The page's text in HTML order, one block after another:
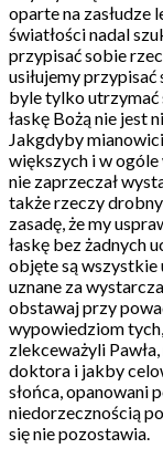
oparte na zasłudze
światłości nadal
przypisać sobie
usiłujemy
byle tylko utrzymać
łaskę Bożą nie jest
Jakgdyby
większych i w ogóle
nie zaprzeczał
także rzeczy
zasadę, że my
łaskę bez żadnych
objęte są wszystkie
uznane za
obstawaj przy
wypowiedziom
zlekceważyli
doktora i jakby
słońca, opanowani
niedorzecznością
się nie pozostawia.